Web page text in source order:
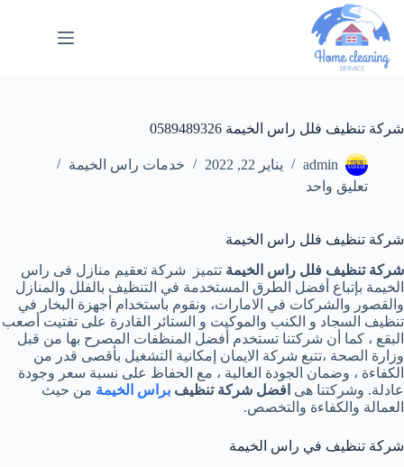
شركة تنظيف فلل راس الخيمة 0589489326
admin يناير 22, 2022
خدمات راس الخيمة
تعليق واحد
شركة تنظيف فلل راس الخيمة
شركة تنظيف فلل راس الخيمة تتميز شركة تعقيم منازل فى راس
الخيمة بإتباع أفضل الطرق المستخدمة في التنظيف بالفلل والمنازل
والقصور والشركات في الامارات، ونقوم باستخدام أجهزة البخار في
تنظيف السجاد و الكنب والموكيت و الستائر القادرة على تفتيت أصعب
البقع ، كما أن شركتنا تستخدم أفضل المنظفات المصرح بها من قبل
وزارة الصحة ،تتبع شركة الايمان إمكانية التشغيل بأقصى قدر من
الكفاءة ، وضمان الجودة العالية ، مع الحفاظ على نسبة سعر وجودة
عادلة. وشركتنا هى افضل شركة تنظيف براس الخيمة من حيث
العمالة والكفاءة والتخصص.
شركة تنظيف في راس الخيمة